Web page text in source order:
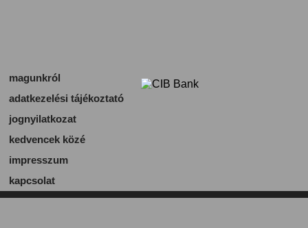
magunkról
adatkezelési tájékoztató
jognyilatkozat
kedvencek közé
impresszum
kapcsolat